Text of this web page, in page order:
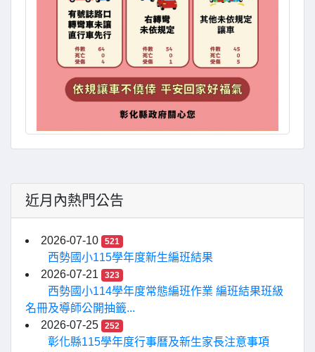
近月內熱門公告
2026-07-10 521
西勢國小115學年度新生編班結果
2026-07-21
323
西勢國小114學年度常態編班作業 編班結果班級
名冊及導師公開抽籤...
2026-07-25
252
彰化縣115學年度行事曆及新生家長注意事項